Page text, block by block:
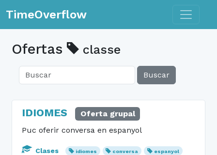
TimeOverflow Toggle
Ofertas classe
Buscar
IDIOMES
Oferta grupal
Puc oferir conversa en espanyol
Clases idiomes conversa
espanyol